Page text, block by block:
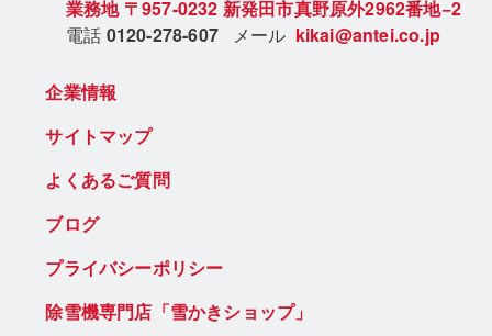
業務地 〒957-0232 新発田市真野原外2962番地−2
電話 0120-278-607 メール kikai@antei.co.jp
企業情報
サイトマップ
よくあるご質問
ブログ
プライバシーポリシー
除雪機専門店「雪かきショップ」